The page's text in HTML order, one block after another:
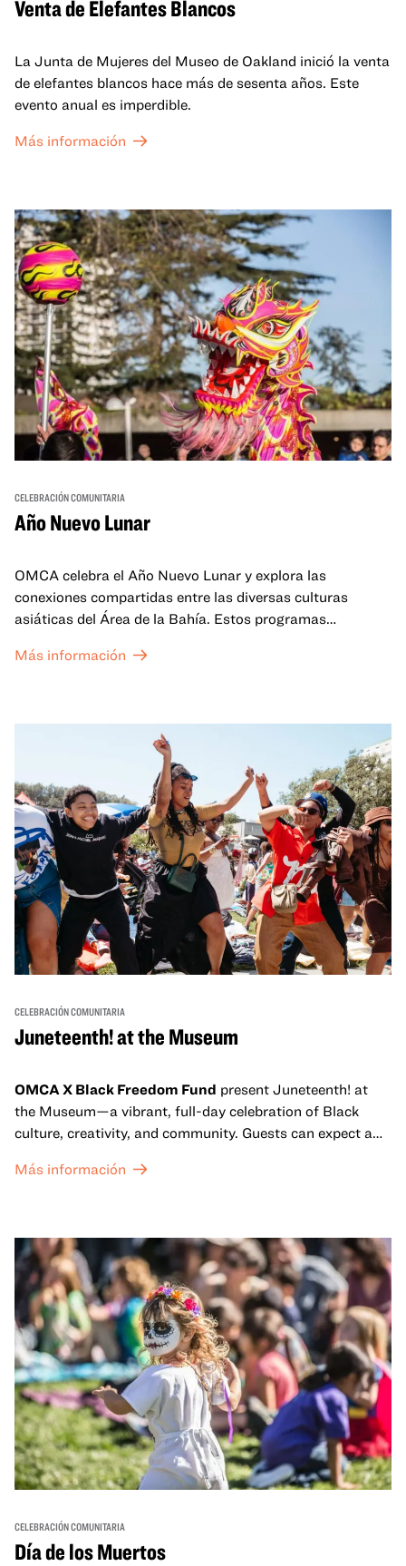
Venta de Elefantes Blancos
La Junta de Mujeres del Museo de Oakland inició la venta
de elefantes blancos hace más de sesenta años. Este
evento anual es imperdible.
Más información
CELEBRACIÓN COMUNITARIA
Año Nuevo Lunar
OMCA celebra el Año Nuevo Lunar y explora las
conexiones compartidas entre las diversas culturas
asiáticas del Área de la Bahía. Estos programas
celebran y honran las tradiciones del Año Nuevo Lunar a
un espacio para que nuestras comunidades AAPI se
reúnan y se eleven mutuamente con círculos de curación
tanto presenciales como virtuales.
Más información
CELEBRACIÓN COMUNITARIA
Juneteenth! at the Museum
OMCA X Black Freedom Fund present Juneteenth! at
the Museum—a vibrant, full-day celebration of Black
culture, creativity, and community. Guests can expect a
sets from boundary-pushing artists, delicious offerings
move, make, and connect in celebration of Black culture.
Más información
CELEBRACIÓN COMUNITARIA
Día de los Muertos